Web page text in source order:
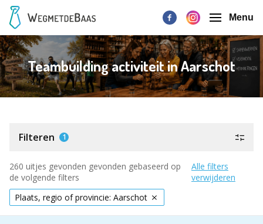
Menu
Teambuilding activiteit in Aarschot
Filteren 1
260 uitjes gevonden gevonden gebaseerd op
de volgende filters
Alle filters
verwijderen
Plaats, regio of provincie: Aarschot